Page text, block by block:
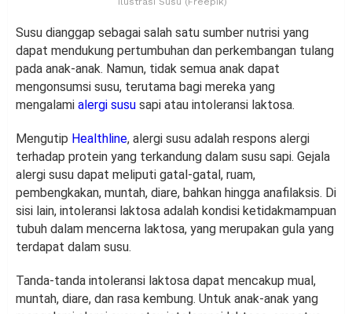
Susu dianggap sebagai salah satu sumber nutrisi yang
dapat mendukung pertumbuhan dan perkembangan tulang
pada anak-anak. Namun, tidak semua anak dapat
mengonsumsi susu, terutama bagi mereka yang
mengalami alergi susu sapi atau intoleransi laktosa.
Mengutip Healthline, alergi susu adalah respons alergi
terhadap protein yang terkandung dalam susu sapi. Gejala
alergi susu dapat meliputi gatal-gatal, ruam,
pembengkakan, muntah, diare, bahkan hingga anafilaksis. Di
sisi lain, intoleransi laktosa adalah kondisi ketidakmampuan
tubuh dalam mencerna laktosa, yang merupakan gula yang
terdapat dalam susu.
Tanda-tanda intoleransi laktosa dapat mencakup mual,
muntah, diare, dan rasa kembung. Untuk anak-anak yang